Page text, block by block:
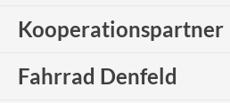
Kooperationspartner
Fahrrad Denfeld